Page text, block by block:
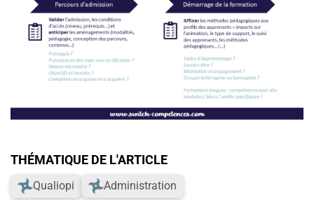
THÉMATIQUE DE L'ARTICLE
Qualiopi Administration